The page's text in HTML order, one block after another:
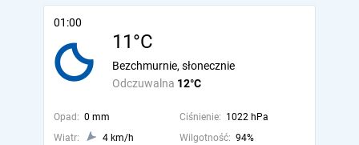
01:00
11°C
Odczuwalna 12°C
Bezchmurnie, słonecznie
Opad: 0 mm Ciśnienie: 1022 hPa
Wiatr:
4 km/h Wilgotność: 94%